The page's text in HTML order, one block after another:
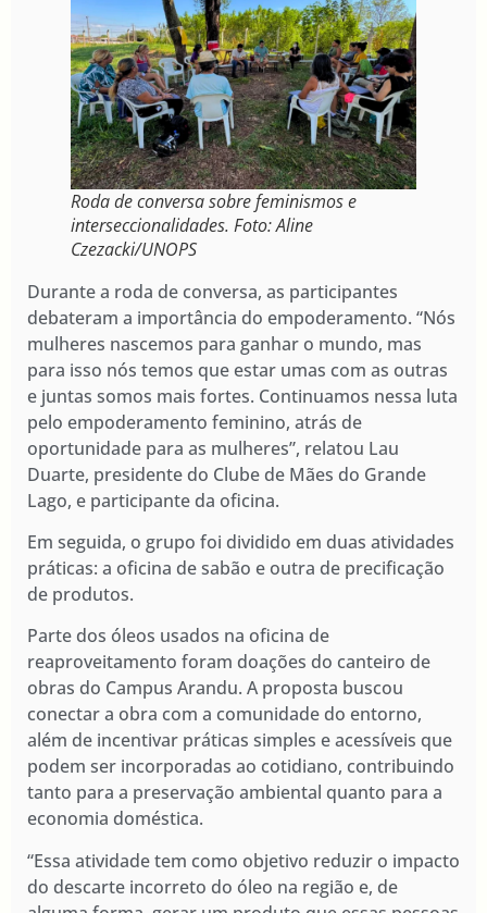
Roda de conversa sobre feminismos e
interseccionalidades. Foto: Aline
Czezacki/UNOPS
Durante a roda de conversa, as participantes
debateram a importância do empoderamento. “Nós
mulheres nascemos para ganhar o mundo, mas
para isso nós temos que estar umas com as outras
e juntas somos mais fortes. Continuamos nessa luta
pelo empoderamento feminino, atrás de
oportunidade para as mulheres”, relatou Lau
Duarte, presidente do Clube de Mães do Grande
Lago, e participante da oficina.
Em seguida, o grupo foi dividido em duas atividades
práticas: a oficina de sabão e outra de precificação
de produtos.
Parte dos óleos usados na oficina de
reaproveitamento foram doações do canteiro de
obras do Campus Arandu. A proposta buscou
conectar a obra com a comunidade do entorno,
além de incentivar práticas simples e acessíveis que
podem ser incorporadas ao cotidiano, contribuindo
tanto para a preservação ambiental quanto para a
economia doméstica.
“Essa atividade tem como objetivo reduzir o impacto
do descarte incorreto do óleo na região e, de